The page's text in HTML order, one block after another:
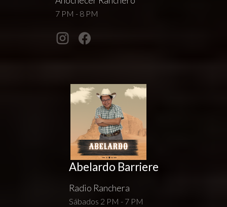
7 PM - 8 PM
Abelardo Barriere
Radio Ranchera
Sábados 2 PM - 7 PM